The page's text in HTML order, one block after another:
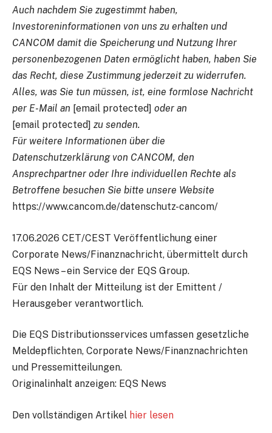
Auch nachdem Sie zugestimmt haben,
Investoreninformationen von uns zu erhalten und
CANCOM damit die Speicherung und Nutzung Ihrer
personenbezogenen Daten ermöglicht haben, haben Sie
das Recht, diese Zustimmung jederzeit zu widerrufen.
Alles, was Sie tun müssen, ist, eine formlose Nachricht
per E-Mail an [email protected] oder an
[email protected] zu senden.
Für weitere Informationen über die
Datenschutzerklärung von CANCOM, den
Ansprechpartner oder Ihre individuellen Rechte als
Betroffene besuchen Sie bitte unsere Website
https://www.cancom.de/datenschutz-cancom/
17.06.2026 CET/CEST Veröffentlichung einer
Corporate News/Finanznachricht, übermittelt durch
EQS News – ein Service der EQS Group.
Für den Inhalt der Mitteilung ist der Emittent /
Herausgeber verantwortlich.
Die EQS Distributionsservices umfassen gesetzliche
Meldepflichten, Corporate News/Finanznachrichten
und Pressemitteilungen.
Originalinhalt anzeigen: EQS News
Den vollständigen Artikel hier lesen